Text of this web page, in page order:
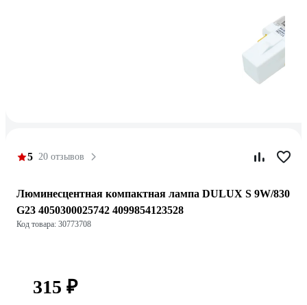
5 20 отзывов
Люминесцентная компактная лампа DULUX S 9W/830
G23 4050300025742 4099854123528
Код товара: 30773708
315 ₽